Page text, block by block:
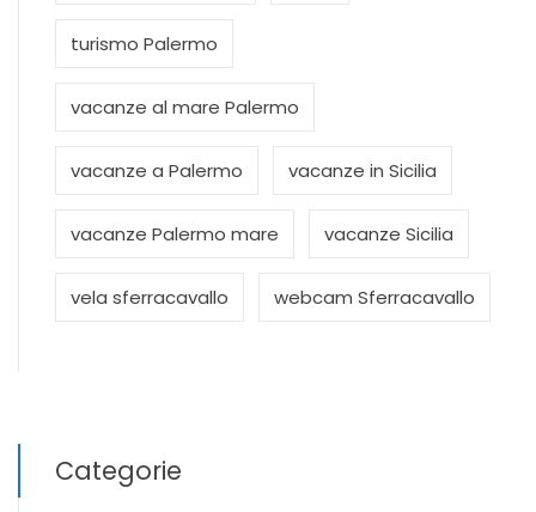
turismo Palermo
vacanze al mare Palermo
vacanze a Palermo vacanze in Sicilia
vacanze Palermo mare vacanze Sicilia
vela sferracavallo webcam Sferracavallo
Categorie